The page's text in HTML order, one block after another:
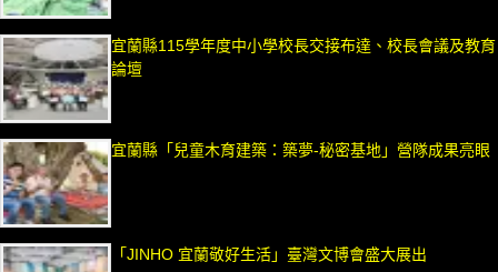
宜蘭縣115學年度中小學校長交接布達、校長會議及教育
論壇
宜蘭縣「兒童木育建築：築夢-秘密基地」營隊成果亮眼
「JINHO 宜蘭敬好生活」臺灣文博會盛大展出